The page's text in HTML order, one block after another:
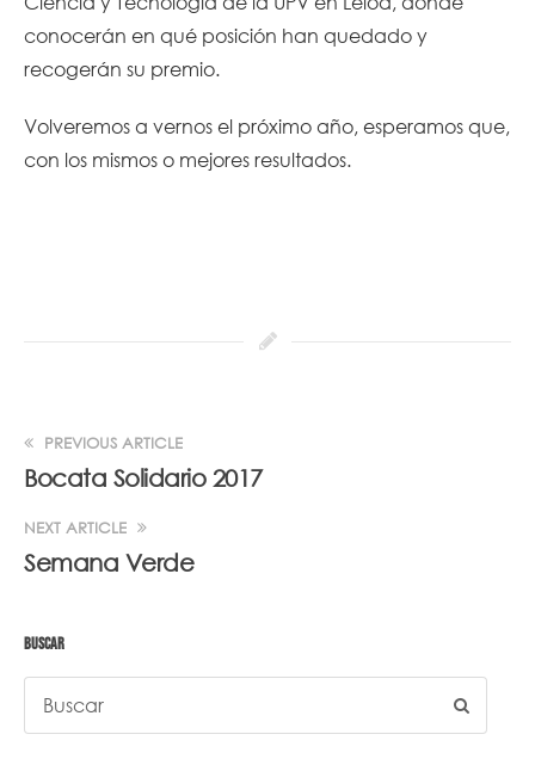
conocerán en qué posición han quedado y
recogerán su premio.
Volveremos a vernos el próximo año, esperamos que,
con los mismos o mejores resultados.
PREVIOUS ARTICLE
Bocata Solidario 2017
NEXT ARTICLE
Semana Verde
BUSCAR